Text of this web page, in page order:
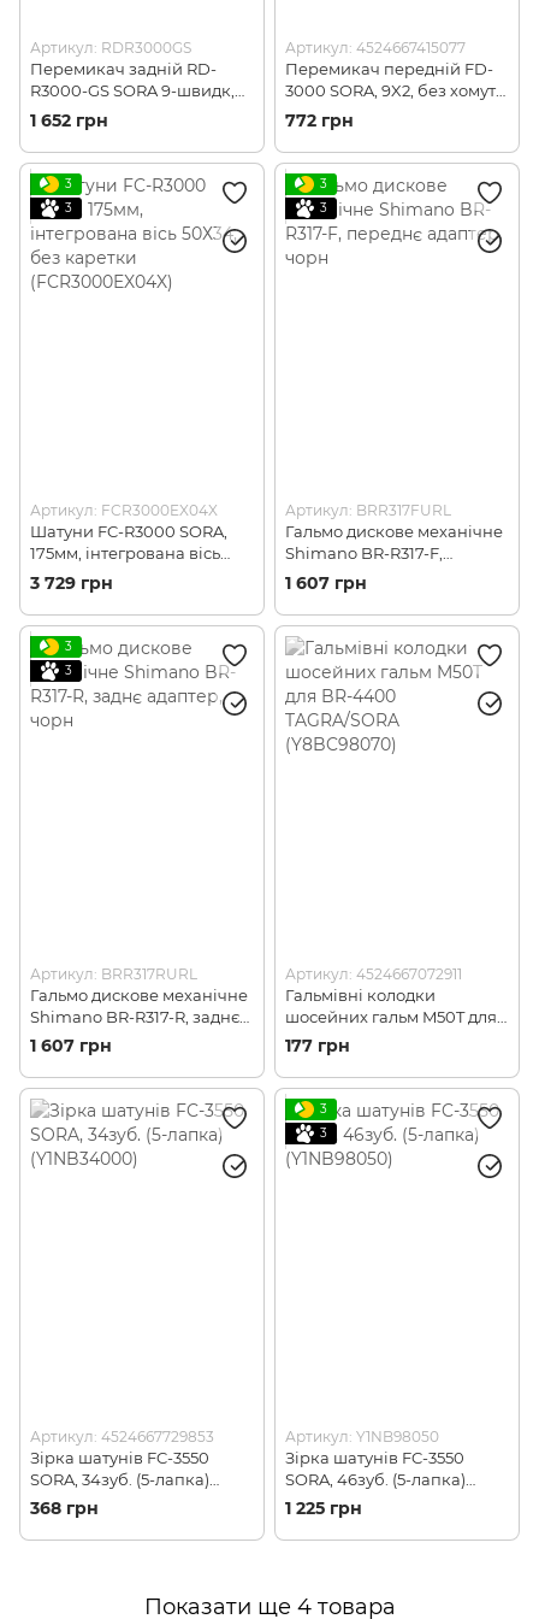
Артикул: RDR3000GS
Перемикач задній RD-
R3000-GS SORA 9-швидк,
середній важіль
(RDR3000GS)
1 652 грн
Артикул: 4524667415077
Перемикач передній FD-
3000 SORA, 9X2, без хомута
(FDR3000F)
772 грн
3
3
Артикул: FCR3000EX04X
Шатуни FC-R3000 SORA,
175мм, інтегрована вісь
50Х34, без каретки
(FCR3000EX04X)
3 729 грн
3
3
Артикул: BRR317FURL
Гальмо дискове механічне
Shimano BR-R317-F,
переднє адаптер, чорн
1 607 грн
3
3
Артикул: BRR317RURL
Гальмо дискове механічне
Shimano BR-R317-R, заднє
адаптер, чорн
1 607 грн
Артикул: 4524667072911
Гальмівні колодки
шосейних гальм M50T для
BR-4400 TAGRA/SORA
(Y8BC98070)
177 грн
Артикул: 4524667729853
Зірка шатунів FC-3550
SORA, 34зуб. (5-лапка)
(Y1NB34000)
368 грн
3
3
Артикул: Y1NB98050
Зірка шатунів FC-3550
SORA, 46зуб. (5-лапка)
(Y1NB98050)
1 225 грн
Показати ще 4 товара